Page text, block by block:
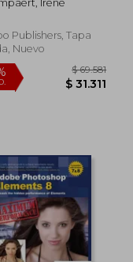
55%
dcto.
Irene
Publishers, Tapa
Nuevo